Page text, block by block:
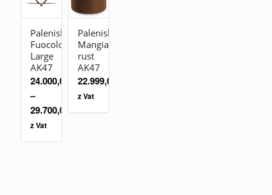
Palenisko
Fuocolo
Large
AK47
24.000,00
–
29.700,00zł
z Vat
Palenisko
Mangiafuoco
rust
AK47
22.999,00
z Vat